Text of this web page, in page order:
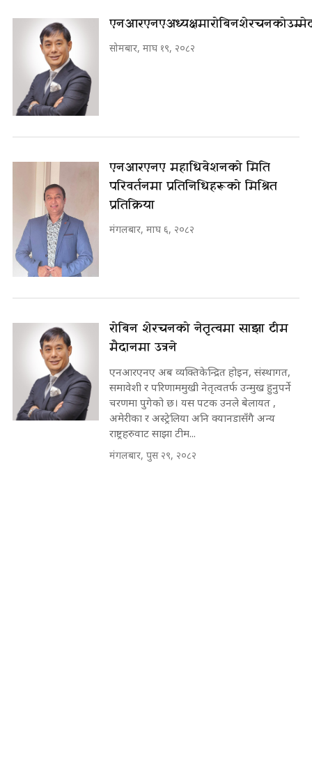
एनआरएनए अध्यक्षमा रोबिन शेरचनको
सोमबार, माघ १९, २०८२
एनआरएनए महाधिवेशनको मिति
परिवर्तनमा प्रतिनिधिहरूको मिश्रित
प्रतिक्रिया
मंगलबार, माघ ६, २०८२
रोबिन शेरचनको नेतृत्वमा साझा टीम
मैदानमा उत्रने
एनआरएनए अब व्यक्तिकेन्द्रित होइन, संस्थागत,
समावेशी र परिणाममुखी नेतृत्वतर्फ उन्मुख हुनुपर्ने
चरणमा पुगेको छ। यस पटक उनले बेलायत ,
अमेरीका र अस्ट्रेलिया अनि क्यानडासँगै अन्य
राष्ट्रहरुवाट साझा टीम...
मंगलबार, पुस २९, २०८२